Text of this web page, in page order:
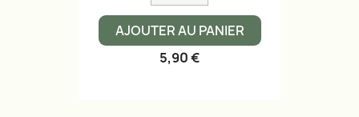
AJOUTER AU PANIER
5,90 €